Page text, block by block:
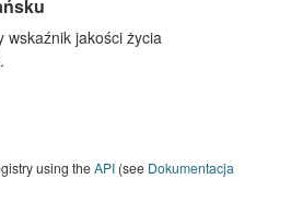
wskaźnik jakości życia
using theAPI (see Dokumentacja